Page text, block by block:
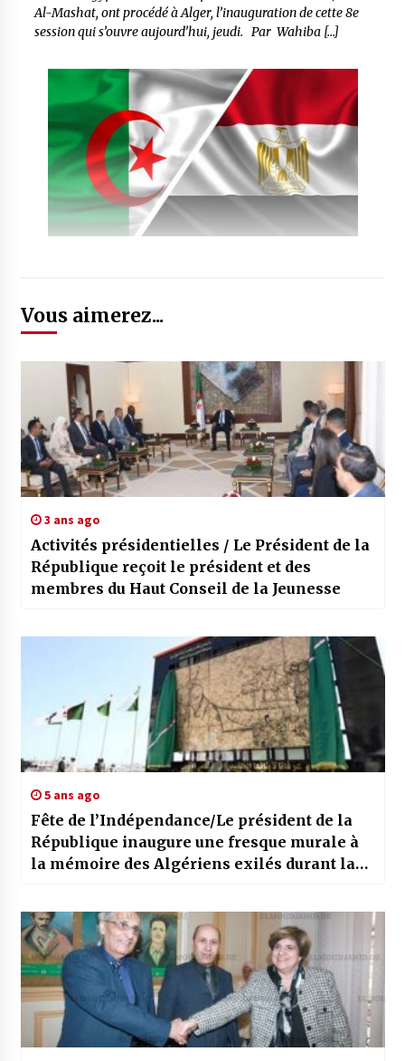
Al-Mashat, ont procédé à Alger, l’inauguration de cette 8e
session qui s’ouvre aujourd’hui, jeudi. Par Wahiba […]
Vous aimerez...
3 ans ago
Activités présidentielles / Le Président de la
République reçoit le président et des
membres du Haut Conseil de la Jeunesse
5 ans ago
Fête de l’Indépendance/Le président de la
République inaugure une fresque murale à
la mémoire des Algériens exilés durant la